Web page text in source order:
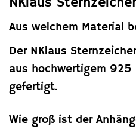
Aus welchem Material
Der NKlaus
aus hochwertigem 925
gefertigt.
Wie groß ist der